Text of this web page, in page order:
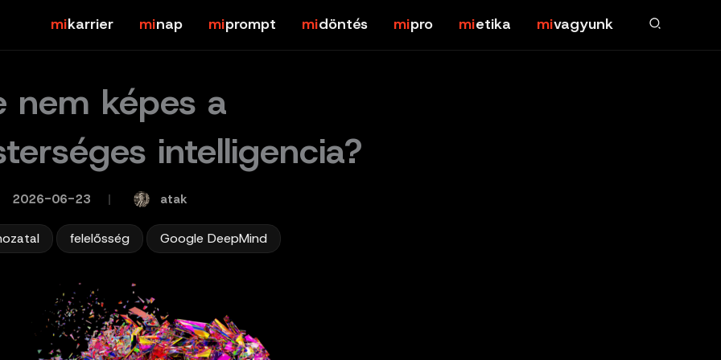
karrier nap prompt döntés pro etika vagyunk
nem képes a
intelligencia?
2026-06-23 atak
felelősség Google DeepMind